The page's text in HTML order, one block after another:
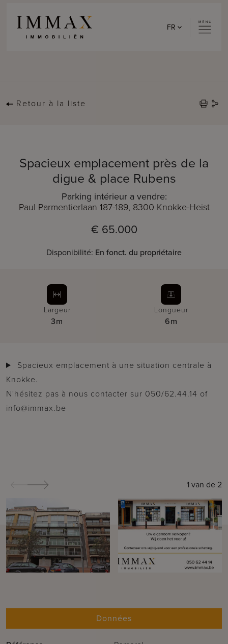
FR
Retour à la liste
Spacieux emplacement près de la
digue & place Rubens
Parking intérieur a vendre:
Paul Parmentierlaan 187-189, 8300 Knokke-Heist
€ 65.000
Disponibilité: En fonct. du propriétaire
Largeur
3m
Longueur
6m
Knokke.
N'hésitez pas à nous contacter sur 050/62.44.14 of
info@immax.be
1 van de 2
Données